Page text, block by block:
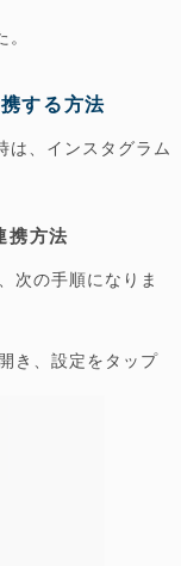
する方法
は、インスタグラム
携方法
次の手順になりま
き、設定をタップ